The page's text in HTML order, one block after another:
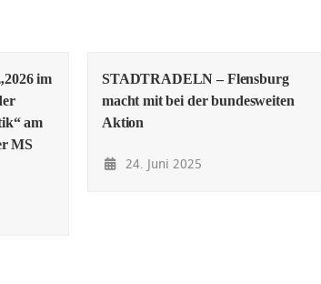
im
am
MS
STADTRADELN – Flensburg
macht mit bei der bundesweiten
Aktion
24. Juni 2025